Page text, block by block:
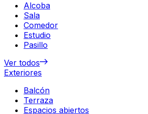
Alcoba
Sala
Comedor
Estudio
Pasillo
Ver todos
Exteriores
Balcón
Terraza
Espacios abiertos